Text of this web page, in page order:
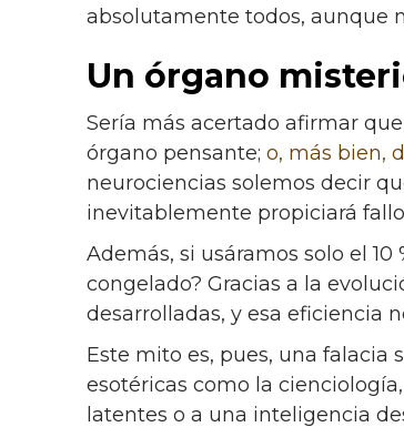
absolutamente todos, aunque
Un órgano
Sería más acertado afirmar
órgano pensante;o, más bien,
neurociencias solemos decir
inevitablemente propiciará
Además, si usáramos solo el
congelado? Gracias a la
desarrolladas, y esa eficiencia
Este mito es, pues, una falacia
esotéricas como la
latentes o a una inteligencia